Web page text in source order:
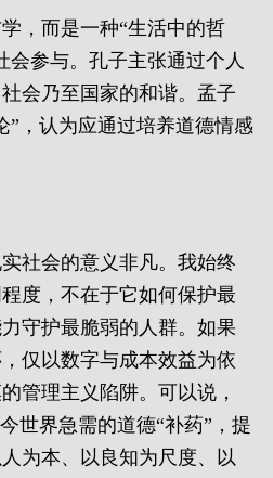
，而是一种“生活中的哲
会参与。孔子主张通过个人
会乃至国家的和谐。孟子
”，认为应通过培养道德情感
社会的意义非凡。我始终
度，不在于它如何保护最
守护最脆弱的人群。如果
仅以数字与成本效益为依
管理主义陷阱。可以说，
世界急需的道德“补药”，提
为本、以良知为尺度、以